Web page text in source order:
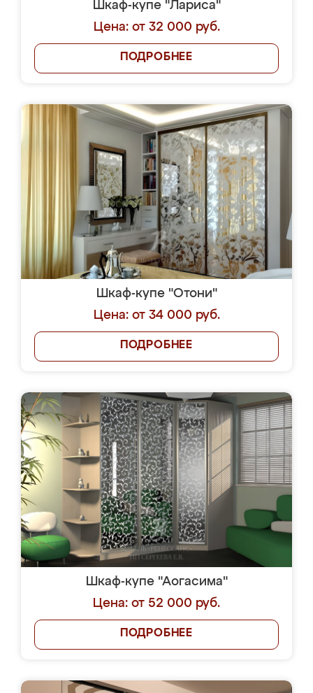
Шкаф-купе "Лариса"
Цена: от 32 000 руб.
ПОДРОБНЕЕ
Шкаф-купе "Отони"
Цена: от 34 000 руб.
ПОДРОБНЕЕ
Шкаф-купе "Аогасима"
Цена: от 52 000 руб.
ПОДРОБНЕЕ